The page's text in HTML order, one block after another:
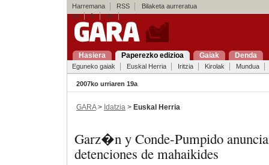
Harremana RSS
Bilaketa aurreratua
es
fr en
Hasiera Paperezko edizioa Gaiak Denda
Eguneko gaiak Euskal Herria Iritzia Kirolak Mundua
2007ko urriaren 19a
GARA> Idatzia > Euskal Herria
Garz�n y Conde-Pumpido
detenciones de mahaikides